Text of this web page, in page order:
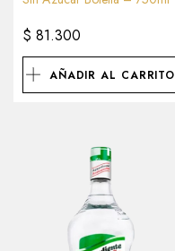
$ 81.300
AÑADIR AL CARRITO